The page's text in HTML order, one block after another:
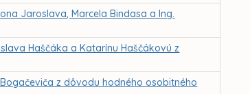
Jaroslava, Marcela Bindasa a Ing.
Haščáka a Katarínu Haščákovú z
z dôvodu hodného osobitného